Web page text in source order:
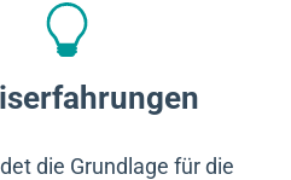
die Grundlage für die